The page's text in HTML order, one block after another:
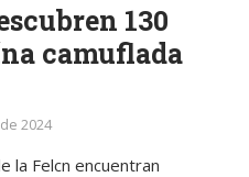
130
camuflada
2024
la Felcn encuentran